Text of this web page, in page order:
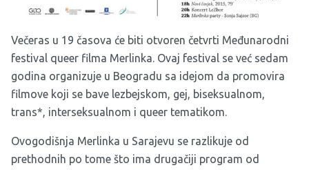
Večeras u 19 časova će biti otvoren četvrti Međunarodni
festival queer filma Merlinka. Ovaj festival se već sedam
godina organizuje u Beogradu sa idejom da promovira
filmove koji se bave lezbejskom, gej, biseksualnom,
trans*, interseksualnom i queer tematikom.
Ovogodišnja Merlinka u Sarajevu se razlikuje od
prethodnih po tome što ima drugačiji program od